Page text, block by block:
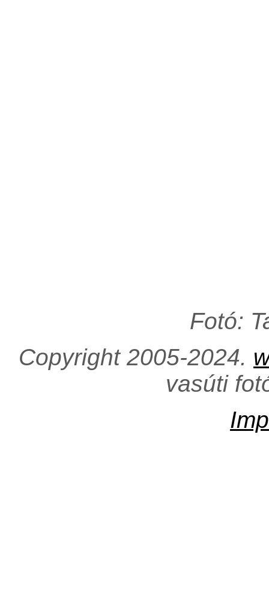
Fotó:
Copyright 2005-2024.
vasúti